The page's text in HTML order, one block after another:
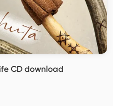
CD download